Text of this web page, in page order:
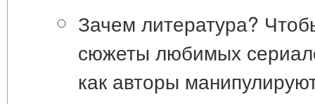
Зачем литература?
сюжеты любимых
как авторы